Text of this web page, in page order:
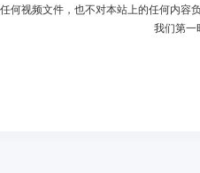
何视频文件，也不对本站上的任何内
我们第一